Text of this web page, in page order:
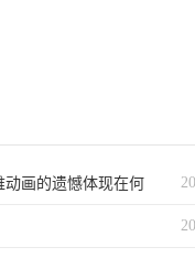
动画的遗憾体现在何